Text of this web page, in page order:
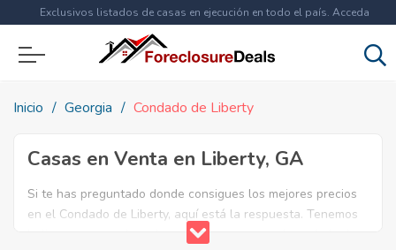
Exclusivos listados de casas en ejecución en todo el país. Acceda
ahora a
Inicio Georgia Condado de Liberty
Casas en Venta en Liberty, GA
Si te has preguntado donde consigues los mejores precios
en el Condado de Liberty, aquí está la respuesta. Tenemos
la lista mas completa de casas en venta en el condado de